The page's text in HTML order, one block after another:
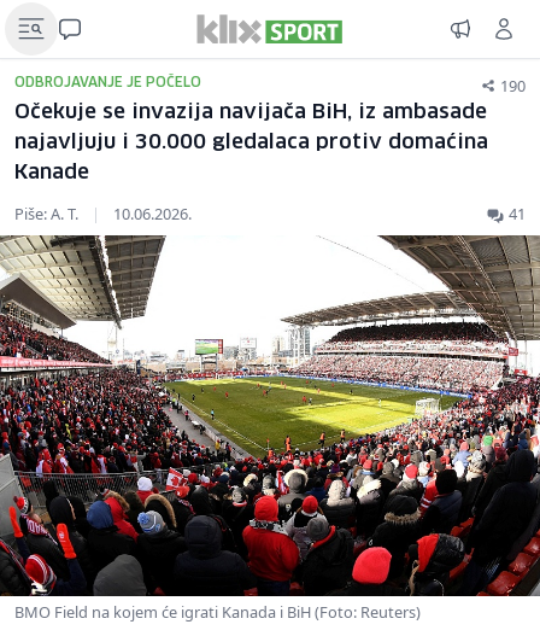
ODBROJAVANJE JE POČELO 190
Očekuje se invazija navijača BiH, iz ambasade
najavljuju i 30.000 gledalaca protiv domaćina
Kanade
Piše: A. T. | 10.06.2026. 41
BMO Field na kojem će igrati Kanada i BiH (Foto: Reuters)